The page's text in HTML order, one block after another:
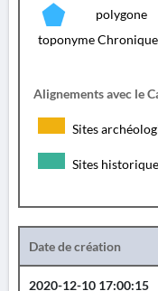
toponyme Chronique
Alignements avec le
Sites
Sites
Date de création
2020-12-10 17:00:15